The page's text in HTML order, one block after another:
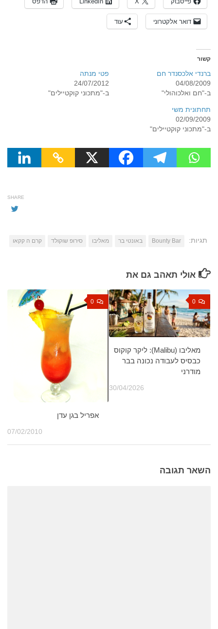
דואר אלקטרוני עוד
קשור
ברנדי אלכסנדר חם
04/08/2009
ב-"חם ואלכוהולי"
פטי מנתה
24/07/2012
ב-"מתכוני קוקטיילים"
תחתונית משי
02/09/2009
ב-"מתכוני קוקטיילים"
SHARE
תגיות: Bounty Bar באונטי בר מאליבו סירופ שוקולד קרם ה קקאו
אולי תאהב גם את
0
אפריל בגן עדן
07/02/2010
0
מאליבו (Malibu): ליקר קוקוס
כבסיס לעבודה נכונה בבר
מודרני
30/04/2026
השאר תגובה